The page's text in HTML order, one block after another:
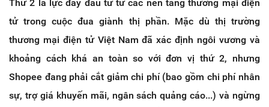
Thứ 2 là lực đẩy đầu tư từ các nền tảng thương mại điện
tử trong cuộc đua giành thị phần. Mặc dù thị trường
thương mại điện tử Việt Nam đã xác định ngôi vương và
khoảng cách khá an toàn so với đơn vị thứ 2, nhưng
Shopee đang phải cắt giảm chi phí (bao gồm chi phí nhân
sự, trợ giá khuyến mãi, ngân sách quảng cáo...) và ngừng